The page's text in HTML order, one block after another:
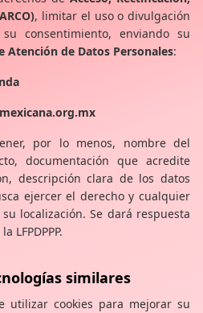
, limitar el uso o divulgación
consentimiento, enviando su
Atención de Datos Personales:
por lo menos, nombre del
documentación que acredite
descripción clara de los datos
ejercer el derecho y cualquier
localización. Se dará respuesta
LFPDPPP.
similares
utilizar cookies para mejorar su